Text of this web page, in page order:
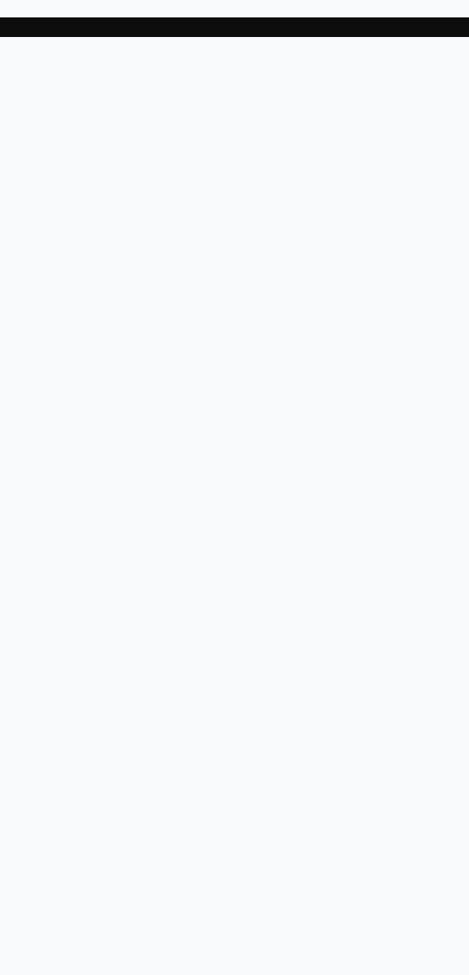
marca Ray-Ban, diseñadas en color Marrón. Las gafas Ray-
marca Ray-Ban, diseñadas en color Marrón. Las gafas Ray-